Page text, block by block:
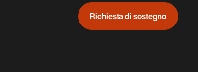
Richiesta di sostegno